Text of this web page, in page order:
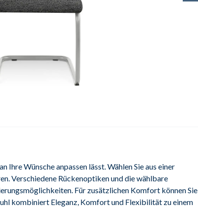
Ihre Wünsche anpassen lässt. Wählen Sie aus einer
Verschiedene Rückenoptiken und die wählbare
Für zusätzlichen Komfort können Sie
kombiniert Eleganz, Komfort und Flexibilität zu einem